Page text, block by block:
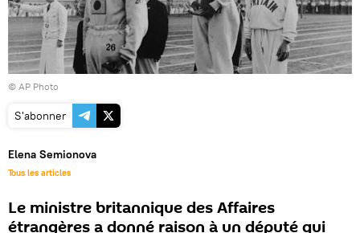
© AP Photo
S'abonner
Elena Semionova
Tous les articles
Le ministre britannique des Affaires
étrangères a donné raison à un député qui